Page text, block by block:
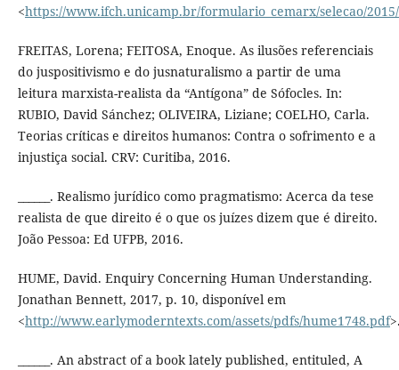
<https://www.ifch.unicamp.br/formulario_cemarx/selecao/
FREITAS, Lorena; FEITOSA, Enoque. As ilusões referenciais
do juspositivismo e do jusnaturalismo a partir de uma
leitura marxista-realista da “Antígona” de Sófocles. In:
RUBIO, David Sánchez; OLIVEIRA, Liziane; COELHO, Carla.
Teorias críticas e direitos humanos: Contra o sofrimento e a
injustiça social. CRV: Curitiba, 2016.
______. Realismo jurídico como pragmatismo: Acerca da tese
realista de que direito é o que os juízes dizem que é direito.
João Pessoa: Ed UFPB, 2016.
HUME, David. Enquiry Concerning Human Understanding.
Jonathan Bennett, 2017, p. 10, disponível em
<http://www.earlymoderntexts.com/assets/pdfs/hume1748.pdf
______. An abstract of a book lately published, entituled, A